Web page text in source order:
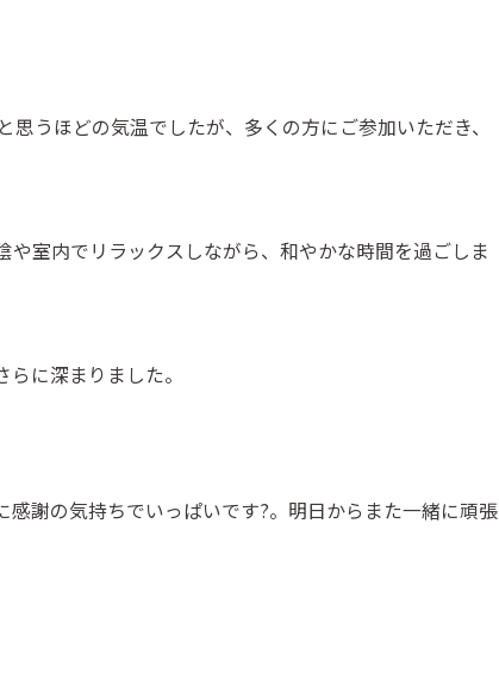
うほどの気温でしたが、多くの方にご参加いただき、
室内でリラックスしながら、和やかな時間を過ごしま
に深まりました。
謝の気持ちでいっぱいです?。明日からまた一緒に頑張